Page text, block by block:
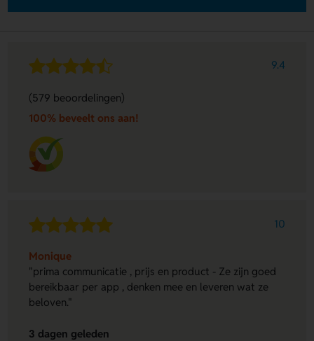
9.4
(579 beoordelingen)
100% beveelt ons aan!
10
Monique
"prima communicatie , prijs en product - Ze zijn goed
bereikbaar per app , denken mee en leveren wat ze
beloven."
3 dagen geleden